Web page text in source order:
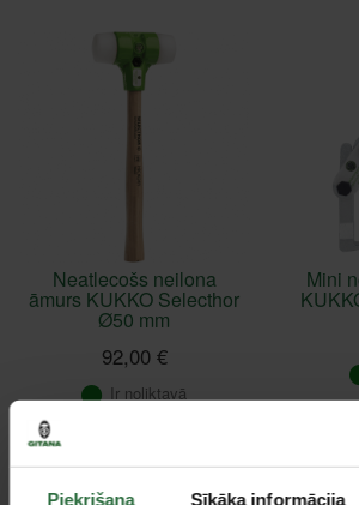
Piekrišana Sīkāka informācija
Neatlecošs neilona
āmurs KUKKO Selecthor
Ø50 mm
92,00 €
Ir noliktavā
Mini